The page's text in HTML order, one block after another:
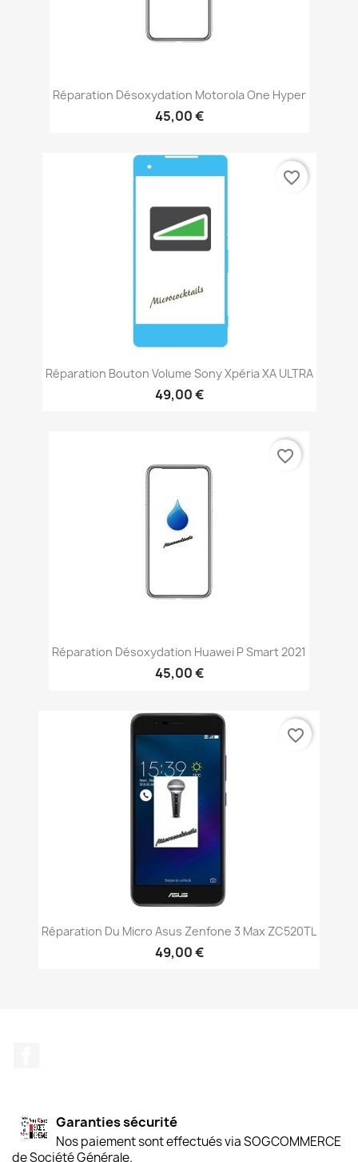
Réparation Désoxydation Motorola One Hyper
45,00 €
Réparation Bouton Volume Sony Xpéria XA ULTRA
49,00 €
favorite_border
Réparation Désoxydation Huawei P Smart 2021
45,00 €
favorite_border
Réparation Du Micro Asus Zenfone 3 Max ZC520TL
49,00 €
favorite_border
Garanties sécurité
Nos paiement sont effectués via SOGCOMMERCE
de Société Générale.